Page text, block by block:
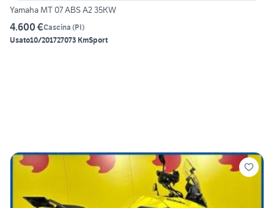
Yamaha MT 07 ABS A2 35KW
4.600 €Cascina (PI)
Usato10/201727073 KmSport